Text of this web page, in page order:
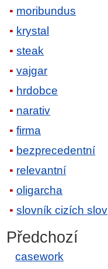
moribundus
krystal
steak
vajgar
hrdobce
narativ
firma
bezprecedentní
relevantní
oligarcha
slovník cizích slov
Předchozí
casework